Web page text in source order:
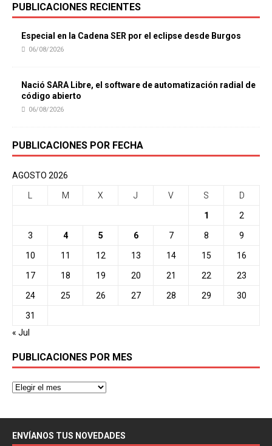
PUBLICACIONES RECIENTES
Especial en la Cadena SER por el eclipse desde Burgos
06/08/2026
Nació SARA Libre, el software de automatización radial de
código abierto
06/08/2026
PUBLICACIONES POR FECHA
AGOSTO 2026
M X J V S D
1 2
3 4 5 6 7 8 9
10 11 12 13 14 15 16
17 18 19 20 21 22 23
24 25 26 27 28 29 30
31
« Jul
PUBLICACIONES POR MES
ENVÍANOS TUS NOVEDADES